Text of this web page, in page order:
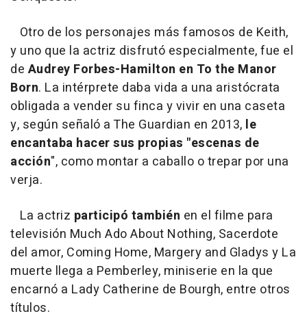
Otro de los personajes más famosos de Keith,
y uno que la actriz disfrutó especialmente, fue el
de Audrey Forbes-Hamilton en To the Manor
Born. La intérprete daba vida a una aristócrata
obligada a vender su finca y vivir en una caseta
y, según señaló a The Guardian en 2013, le
encantaba hacer sus propias "escenas de
acción", como montar a caballo o trepar por una
verja.
La actriz participó también en el filme para
televisión Much Ado About Nothing, Sacerdote
del amor, Coming Home, Margery and Gladys y La
muerte llega a Pemberley, miniserie en la que
encarnó a Lady Catherine de Bourgh, entre otros
títulos.